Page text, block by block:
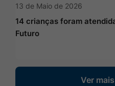
13 de Maio de 2026
14 crianças foram
Futuro
Ver